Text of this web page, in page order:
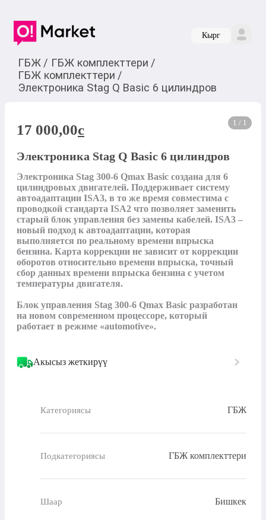
Кырг
ГБЖ / ГБЖ комплекттери /
ГБЖ комплекттери /
Электроника Stag Q Basic 6 цилиндров
1 / 1
17 000,00c
Электроника Stag Q Basic 6 цилиндров
Электроника Stag 300-6 Qmax Basic создана для 6
цилиндровых двигателей. Поддерживает систему
автоадаптации ISA3, в то же время совместима с
проводкой стандарта ISA2 что позволяет заменить
старый блок управления без замены кабелей. ISA3 –
новый подход к автоадаптации, которая
выполняется по реальному времени впрыска
бензина. Карта коррекции не зависит от коррекции
оборотов относительно времени впрыска, точный
сбор данных времени впрыска бензина с учетом
температуры двигателя.
Блок управления Stag 300-6 Qmax Basic разработан
на новом современном процессоре, который
Акысыз жеткирүү
Категориясы ГБЖ
Подкатегориясы ГБЖ комплекттери
Шаар Бишкек